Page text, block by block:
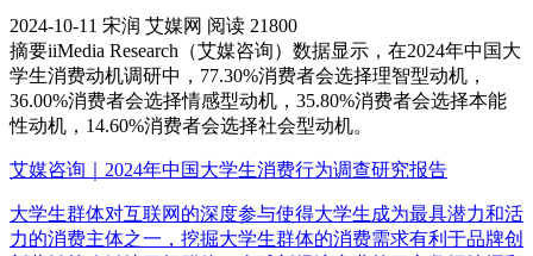
2024-10-11 宋润 艾媒网 阅读 21800
摘要iiMedia Research（艾媒咨询）数据显示，在2024年中国大
学生消费动机调研中，77.30%消费者会选择理智型动机，
36.00%消费者会选择情感型动机，35.80%消费者会选择本能
性动机，14.60%消费者会选择社会型动机。
艾媒咨询｜2024年中国大学生消费行为调查研究报告
大学生群体对互联网的深度参与使得大学生成为最具潜力和活
力的消费主体之一，挖掘大学生群体的消费需求有利于品牌创